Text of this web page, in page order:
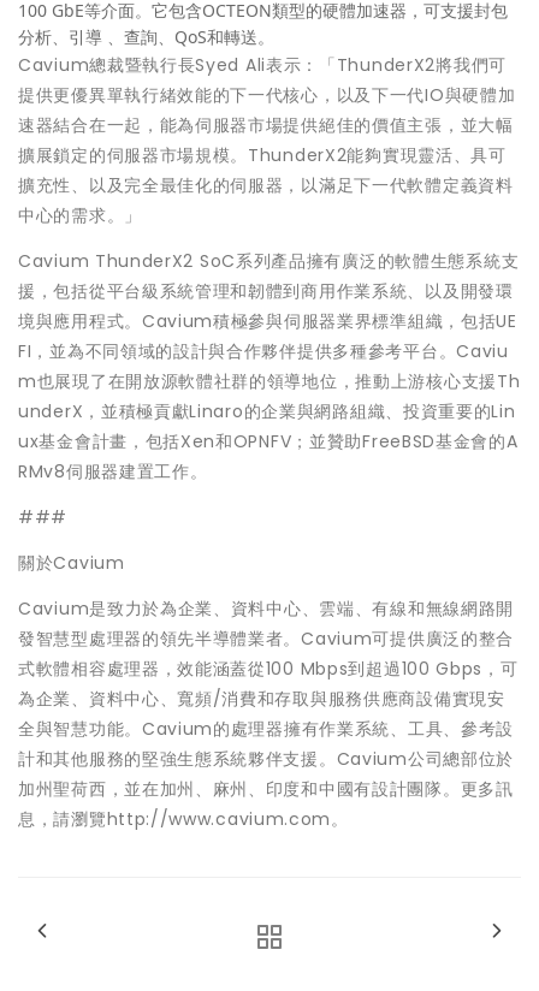
100 GbE等介面。它包含OCTEON類型的硬體加速器，可支援封包
分析、引導 、查詢、QoS和轉送。
Cavium總裁暨執行長Syed Ali表示：「ThunderX2將我們可
提供更優異單執行緒效能的下一代核心，以及下一代IO與硬體加
速器結合在一起，能為伺服器市場提供絕佳的價值主張，並大幅
擴展鎖定的伺服器市場規模。ThunderX2能夠實現靈活、具可
擴充性、以及完全最佳化的伺服器，以滿足下一代軟體定義資料
中心的需求。」
Cavium ThunderX2 SoC系列產品擁有廣泛的軟體生態系統支
援，包括從平台級系統管理和韌體到商用作業系統、以及開發環
境與應用程式。Cavium積極參與伺服器業界標準組織，包括UE
FI，並為不同領域的設計與合作夥伴提供多種參考平台。Caviu
m也展現了在開放源軟體社群的領導地位，推動上游核心支援Th
underX，並積極貢獻Linaro的企業與網路組織、投資重要的Lin
ux基金會計畫，包括Xen和OPNFV；並贊助FreeBSD基金會的A
RMv8伺服器建置工作。
###
關於Cavium
Cavium是致力於為企業、資料中心、雲端、有線和無線網路開
發智慧型處理器的領先半導體業者。Cavium可提供廣泛的整合
式軟體相容處理器，效能涵蓋從100 Mbps到超過100 Gbps，可
為企業、資料中心、寬頻/消費和存取與服務供應商設備實現安
全與智慧功能。Cavium的處理器擁有作業系統、工具、參考設
計和其他服務的堅強生態系統夥伴支援。Cavium公司總部位於
加州聖荷西，並在加州、麻州、印度和中國有設計團隊。更多訊
息，請瀏覽http://www.cavium.com。